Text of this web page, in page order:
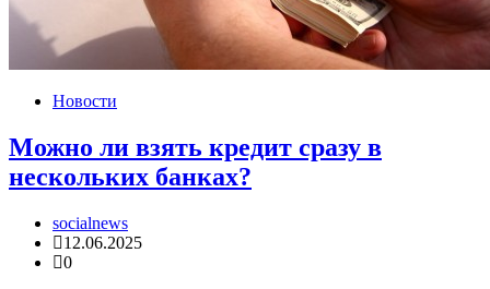
Новости
Можно ли взять кредит сразу в
нескольких банках?
socialnews
12.06.2025
0